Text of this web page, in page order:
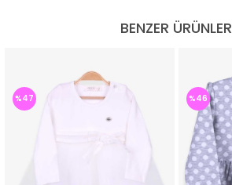
BENZER ÜRÜNLER
%47 %46